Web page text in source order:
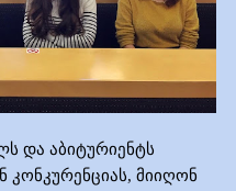
და აბიტურიენტს
კონკურენციას, მიიღონ